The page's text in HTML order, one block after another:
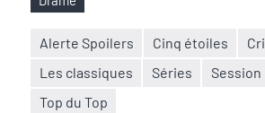
Étiquettes
Alerte Spoilers Cinq étoiles
Les classiques
Séries
Session
Top du Top
Nicolas